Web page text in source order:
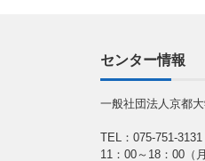
センター情報
一般社団法人京都
TEL：075-751-3131
11：00～18：00（